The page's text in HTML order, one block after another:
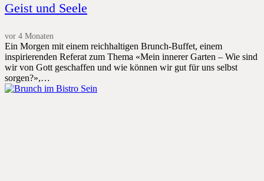
Geist und Seele
vor 4 Monaten
Ein Morgen mit einem reichhaltigen Brunch-Buffet, einem
inspirierenden Referat zum Thema «Mein innerer Garten – Wie sind
wir von Gott geschaffen und wie können wir gut für uns selbst
sorgen?»,…